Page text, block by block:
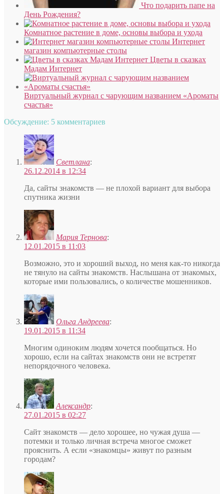
Что подарить папе на
День Рождения?
Комнатное растение в доме, основы выбора и ухода
Интернет
магазин компьютерные столы
Цветы в сказках
Мадам Интернет
Виртуальный журнал с чарующим названием «Ароматы
счастья»
Обсуждение: 5 комментариев
Светлана:
26.12.2014 в 12:34
Да, сайты знакомств — не плохой вариант для выбора
спутника жизни
Мария Тернова:
12.01.2015 в 11:03
Возможно, это и хороший выход, но меня как-то никогда
не тянуло на сайты знакомств. Наслышана от знакомых,
которые ими пользовались, о количестве мошенников.
Ольга Андреева:
19.01.2015 в 11:34
Многим одиноким людям хочется пообщаться. Но
хорошо, если на сайтах знакомств они не встретят
непорядочного человека.
Александр:
27.01.2015 в 02:27
Сайт знакомств — дело хорошее, но чужая душа —
потемки и только личная встреча многое сможет
прояснить. А если «знакомцы» живут по разным
городам?